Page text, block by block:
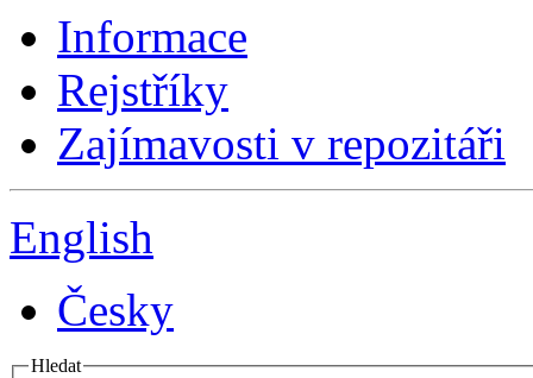
Informace
Rejstříky
Zajímavosti v repozitáři
English
Česky
Hledat